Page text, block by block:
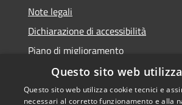
Note legali
Dichiarazione di accessibilità
Piano di miglioramento
Questo sito web
Questo sito web utilizza cookie tecnici e
necessari al corretto funzionamento e alla